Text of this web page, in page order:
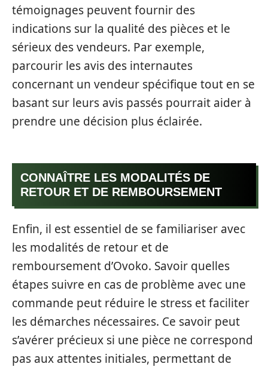
témoignages peuvent fournir des
indications sur la qualité des pièces et le
sérieux des vendeurs. Par exemple,
parcourir les avis des internautes
concernant un vendeur spécifique tout en se
basant sur leurs avis passés pourrait aider à
prendre une décision plus éclairée.
CONNAÎTRE LES MODALITÉS DE
RETOUR ET DE REMBOURSEMENT
Enfin, il est essentiel de se familiariser avec
les modalités de retour et de
remboursement d’Ovoko. Savoir quelles
étapes suivre en cas de problème avec une
commande peut réduire le stress et faciliter
les démarches nécessaires. Ce savoir peut
s’avérer précieux si une pièce ne correspond
pas aux attentes initiales, permettant de